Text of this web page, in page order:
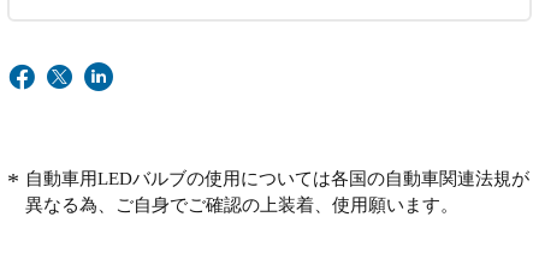
自動車用LEDバルブの使用については各国の自動車関連法規が
異なる為、ご自身でご確認の上装着、使用願います。